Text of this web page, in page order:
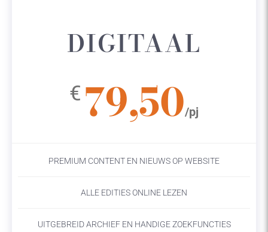
DIGITAAL
€ 79,50/pj
PREMIUM CONTENT EN NIEUWS OP WEBSITE
ALLE EDITIES ONLINE LEZEN
UITGEBREID ARCHIEF EN HANDIGE ZOEKFUNCTIES